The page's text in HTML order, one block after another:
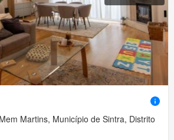
Martins, Município de Sintra, Distrito